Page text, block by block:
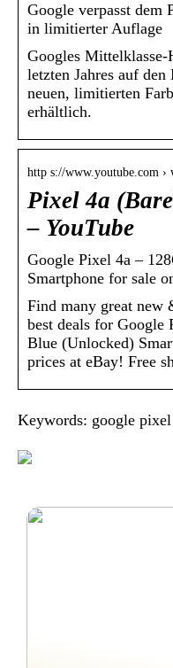
Google verpasst dem
in limitierter Auflage
Googles
letzten Jahres auf
neuen, limitierten
erhältlich.
http s://www.youtube.com ›
Pixel 4a
– YouTube
Google Pixel 4a –
Smartphone for sale
Find many great new
best deals for Google
Blue (Unlocked)
prices at eBay! Free
Keywords: google